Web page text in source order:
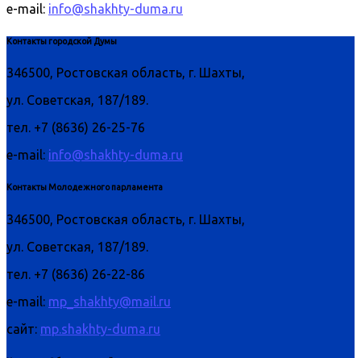
e-mail: info@shakhty-duma.ru
Контакты городской Думы
346500, Ростовская область, г. Шахты,
ул. Советская, 187/189.
тел. +7 (8636) 26-25-76
e-mail: info@shakhty-duma.ru
Контакты Молодежного парламента
346500, Ростовская область, г. Шахты,
ул. Советская, 187/189.
тел. +7 (8636) 26-22-86
e-mail: mp_shakhty@mail.ru
сайт: mp.shakhty-duma.ru